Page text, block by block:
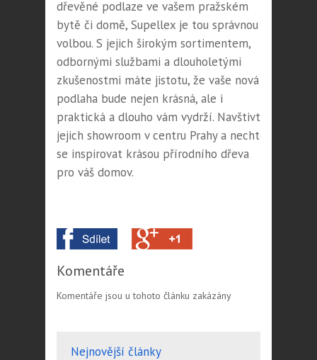
dřevěné podlaze ve vašem pražském
bytě či domě, Supellex je tou správnou
volbou. S jejich širokým sortimentem,
odbornými službami a dlouholetými
zkušenostmi máte jistotu, že vaše nová
podlaha bude nejen krásná, ale i
praktická a dlouho vám vydrží. Navštivte
jejich showroom v centru Prahy a nechte
se inspirovat krásou přírodního dřeva
pro váš domov.
Komentáře
Komentáře jsou u tohoto článku zakázány
Nejnovější články